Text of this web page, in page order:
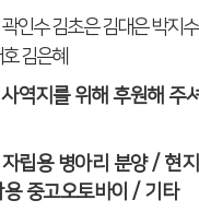
인수 김초은 김대은 박지
김은혜
역지를 위해 후원해 주
립용 병아리 분양/ 현
용 중고오토바이/ 기타